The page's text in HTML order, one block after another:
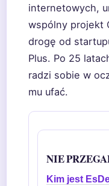
internetowych,
wspólny projekt
drogę od
Plus. Po 25
radzi sobie w
mu ufać.
NIE
Kim jest